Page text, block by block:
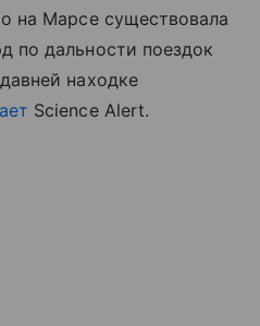
на Марсе существовала
по дальности поездок
находке
Science Alert.